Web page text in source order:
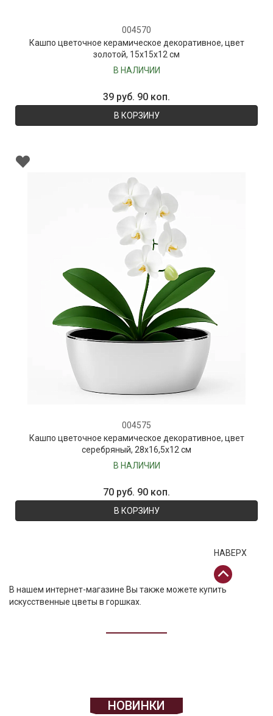
004570
Кашпо цветочное керамическое декоративное, цвет
золотой, 15х15х12 см
В НАЛИЧИИ
39 руб. 90 коп.
В КОРЗИНУ
004575
Кашпо цветочное керамическое декоративное, цвет
серебряный, 28х16,5х12 см
В НАЛИЧИИ
70 руб. 90 коп.
В КОРЗИНУ
НАВЕРХ
В нашем интернет-магазине Вы также можете купить
искусственные цветы в горшках
НОВИНКИ